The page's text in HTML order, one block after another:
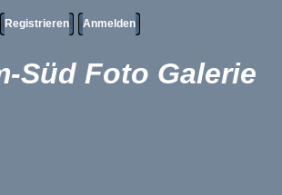
Registrieren Anmelden
Süd Foto Galerie